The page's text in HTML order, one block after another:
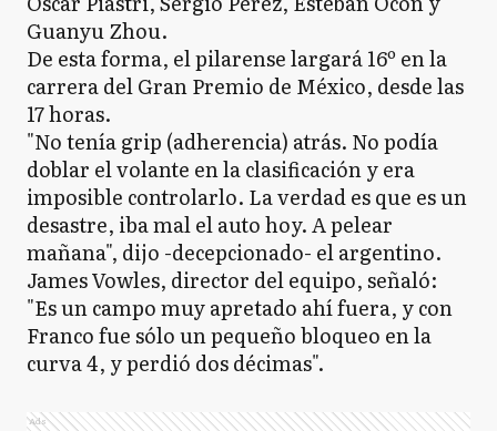
Guanyu Zhou.
De esta forma, el pilarense largará 16º en la
carrera del Gran Premio de México, desde las
17 horas.
"No tenía grip (adherencia) atrás. No podía
doblar el volante en la clasificación y era
imposible controlarlo. La verdad es que es un
desastre, iba mal el auto hoy. A pelear
mañana", dijo -decepcionado- el argentino.
James Vowles, director del equipo, señaló:
"Es un campo muy apretado ahí fuera, y con
Franco fue sólo un pequeño bloqueo en la
curva 4, y perdió dos décimas".
Ads